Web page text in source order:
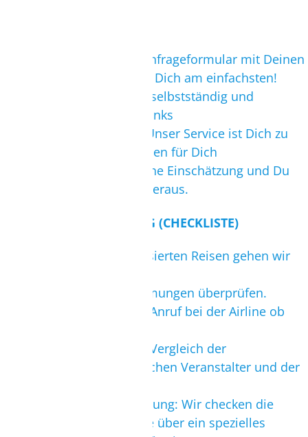
Ruf uns an oder füll das Anfrageformular mit Deinen
Wünschen aus. Das ist für Dich am einfachsten!
Natürlich kannst Du auch selbstständig und
individuell über die Reiselinks
auf surfbude.de buchen. Unser Service ist Dich zu
unterstützen, wir vergleichen für Dich
Onlineangebote, geben eine Einschätzung und Du
suchst Dir das passende heraus.
ABLAUF EINER BUCHUNG (CHECKLISTE)
Bei komplett durchorganisierten Reisen gehen wir
1. IMMER: Einreisebestimmungen überprüfen.
2. Bei Materialmitnahme: Anruf bei der Airline ob
3. Bei Materialmitnahme: Vergleich der
Landtransport Preise zwischen Veranstalter und der
4. Bei Materialmiete/Lagerung: Wir checken die
Verfügbarkeit direkt online über ein spezielles